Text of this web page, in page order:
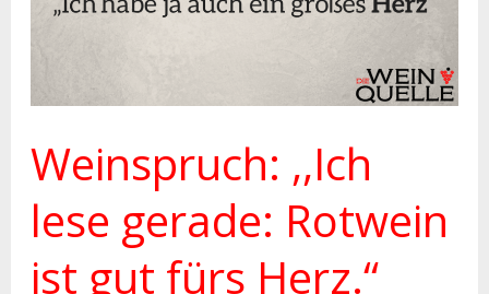
Weinspruch: ,,Ich
lese gerade: Rotwein
ist gut fürs Herz.“
fürs
Herz.“
trinkst
immer
gleich